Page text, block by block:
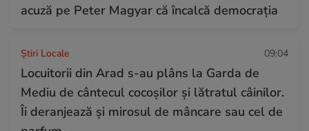
acuză pe Peter Magyar că încalcă democrația
Știri Locale 09:04
Locuitorii din Arad s-au plâns la Garda de
Mediu de cântecul cocoșilor și lătratul câinilor.
Îi deranjează și mirosul de mâncare sau cel de